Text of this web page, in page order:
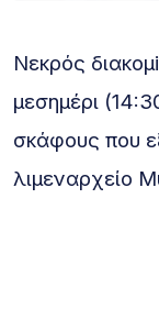
Νεκρός
μεσημέρι
σκάφους που
λιμεναρχείο